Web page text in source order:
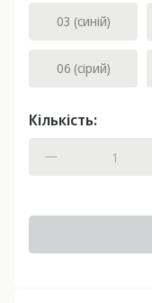
03 (синій)
06 (сірий)
Кількість: